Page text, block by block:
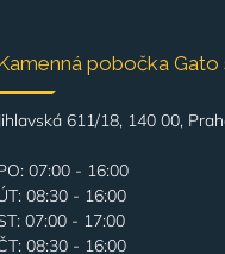
pobočka Gato
611/18, 140 00,
07:00 - 16:00
08:30 - 16:00
07:00 - 17:00
08:30 - 16:00